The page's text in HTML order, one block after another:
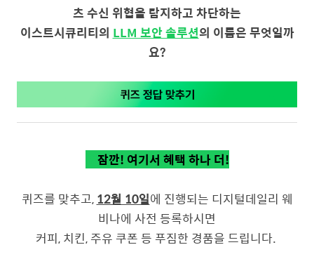
츠 수신 위협을 탐지하고 차단하는
이스트시큐리티의 LLM 보안 솔루션의 이름은 무엇일까
요?
잠깐! 여기서 혜택 하나 더!
퀴즈를 맞추고,12월 10일에 진행되는 디지털데일리 웨
비나에 사전 등록하시면
커피, 치킨, 주유 쿠폰 등 푸짐한 경품을 드립니다.